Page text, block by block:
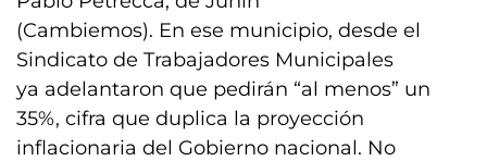
(Cambiemos). En ese municipio, desde el
Sindicato de Trabajadores Municipales
ya adelantaron que pedirán “al menos” un
35%, cifra que duplica la proyección
inflacionaria del Gobierno nacional. No